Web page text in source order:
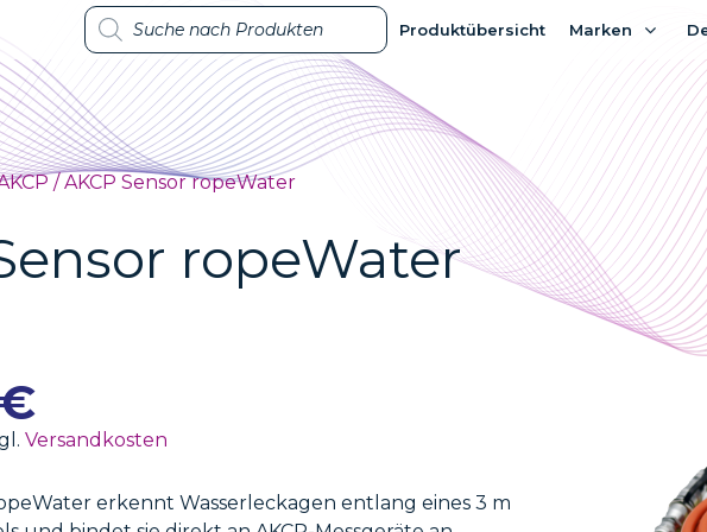
Products
search
Produktübersicht Marken
Products
search
Produktübersicht Marken
/ AKCP Sensor ropeWater
ropeWater
€
Versandkosten
erkennt Wasserleckagen entlang eines 3 m